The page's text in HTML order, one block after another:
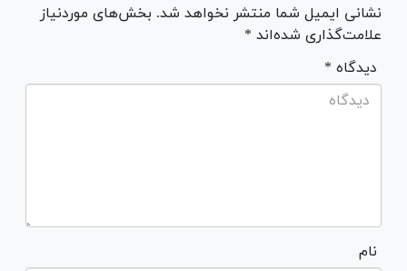
نشانی ایمیل شما منتشر نخواهد شد. بخش‌های موردنیاز
علامت‌گذاری شده‌اند *
* دیدگاه
نام